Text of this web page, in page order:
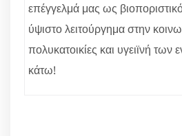
επέγγελμά μας ως
ύψιστο λειτούργημα στην
πολυκατοικίες και υγειϊνή των
κάτω!